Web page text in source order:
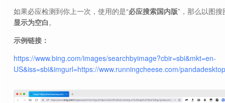
如果必应检测到你上一次，使用的是“必应搜索国内版”，那么以图
显示为空白。
示例链接：
https://www.bing.com/images/searchbyimage?cbir=sbi&mkt=en-
US&iss=sbi&imgurl=https://www.runningcheese.com/